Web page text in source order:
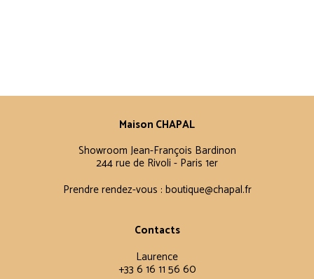
Maison CHAPAL
Showroom Jean-François Bardinon
244 rue de Rivoli - Paris 1er
Prendre rendez-vous : boutique@chapal.fr
Contacts
Laurence
+33 6 16 11 56 60